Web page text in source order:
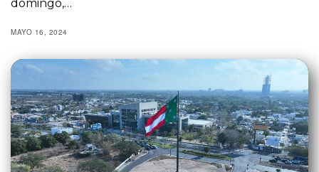
domingo,…
MAYO 16, 2024